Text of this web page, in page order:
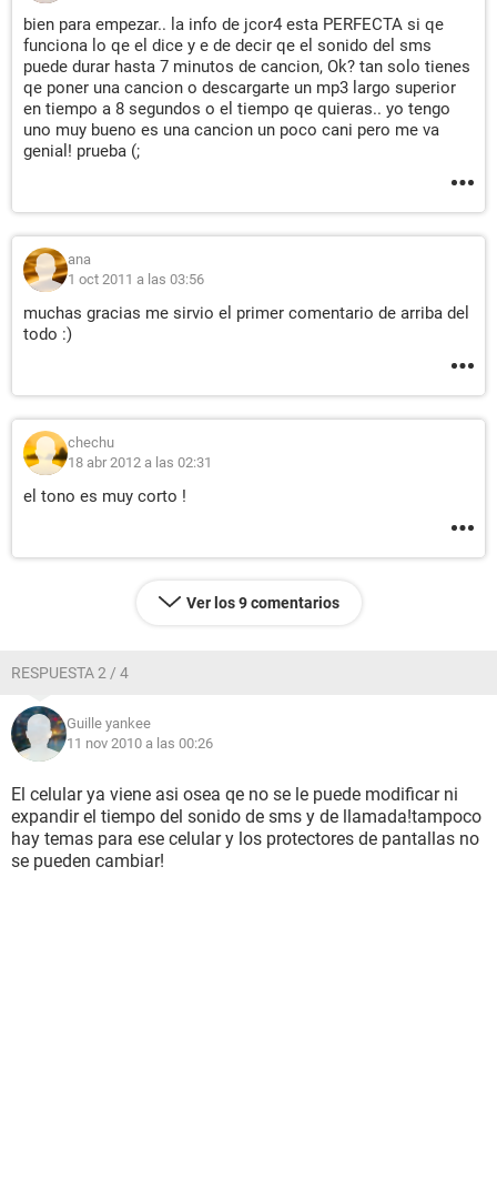
bien para empezar.. la info de jcor4 esta PERFECTA si qe
funciona lo qe el dice y e de decir qe el sonido del sms
puede durar hasta 7 minutos de cancion, Ok? tan solo tienes
qe poner una cancion o descargarte un mp3 largo superior
en tiempo a 8 segundos o el tiempo qe quieras.. yo tengo
uno muy bueno es una cancion un poco cani pero me va
genial! prueba (;
ana
1 oct 2011 a las 03:56
muchas gracias me sirvio el primer comentario de arriba del
todo :)
chechu
18 abr 2012 a las 02:31
el tono es muy corto !
Ver los 9 comentarios
RESPUESTA 2 / 4
Guille yankee
11 nov 2010 a las 00:26
El celular ya viene asi osea qe no se le puede modificar ni
expandir el tiempo del sonido de sms y de llamada!tampoco
hay temas para ese celular y los protectores de pantallas no
se pueden cambiar!